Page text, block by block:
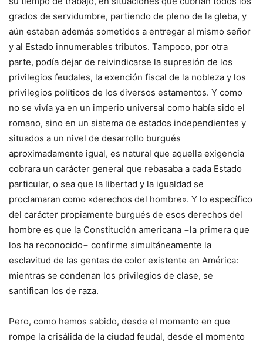
grados de servidumbre, partiendo de pleno de la gleba, y
aún estaban además sometidos a entregar al mismo señor
y al Estado innumerables tributos. Tampoco, por otra
parte, podía dejar de reivindicarse la supresión de los
privilegios feudales, la exención fiscal de la nobleza y los
privilegios políticos de los diversos estamentos. Y como
no se vivía ya en un imperio universal como había sido el
romano, sino en un sistema de estados independientes y
situados a un nivel de desarrollo burgués
aproximadamente igual, es natural que aquella exigencia
cobrara un carácter general que rebasaba a cada Estado
particular, o sea que la libertad y la igualdad se
proclamaran como «derechos del hombre». Y lo específico
del carácter propiamente burgués de esos derechos del
hombre es que la Constitución americana −la primera que
los ha reconocido− confirme simultáneamente la
esclavitud de las gentes de color existente en América:
mientras se condenan los privilegios de clase, se
santifican los de raza.
Pero, como hemos sabido, desde el momento en que
rompe la crisálida de la ciudad feudal, desde el momento